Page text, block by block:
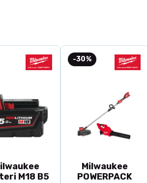
M18 B5
-30%
Milwaukee
POWERPACK